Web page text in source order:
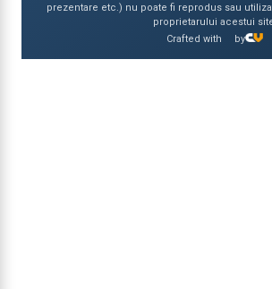
prezentare etc.) nu poate fi reprodus sau
proprietarului acestui
Crafted with
by